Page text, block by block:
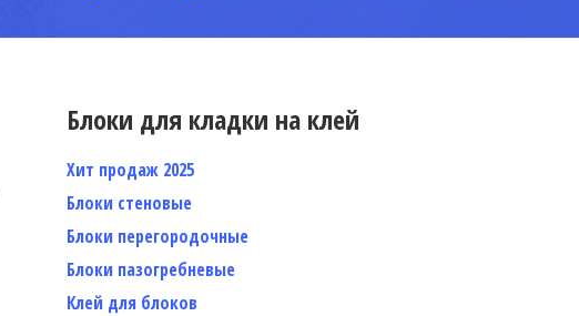
Блоки для кладки на клей
Хит продаж 2025
Блоки стеновые
Блоки перегородочные
Блоки пазогребневые
Клей для блоков